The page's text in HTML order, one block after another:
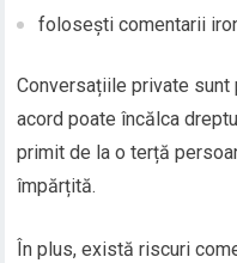
folosești comentarii
Conversațiile private
acord poate încălca
primit de la o terță
împărțită.
În plus, există riscuri